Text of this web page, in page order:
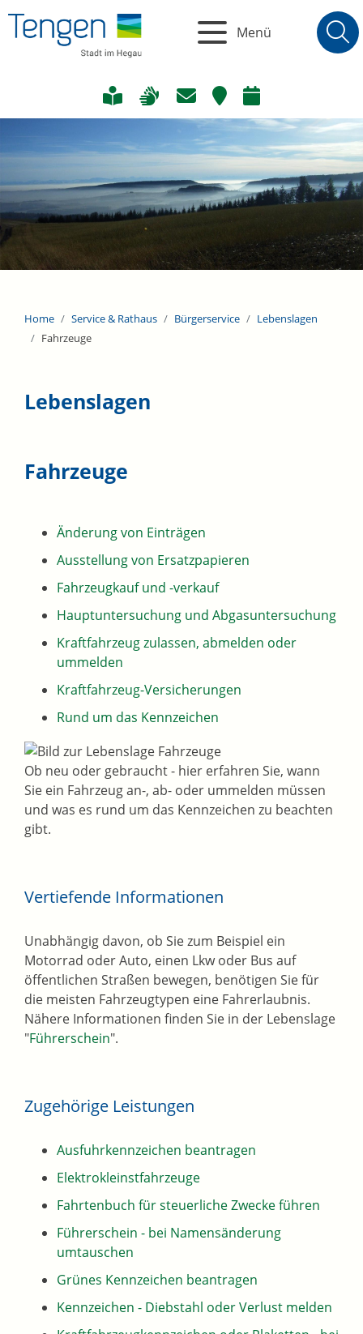
Menü
Home Service & Rathaus Bürgerservice
Lebenslagen
Fahrzeuge
Lebenslagen
Fahrzeuge
Änderung von Einträgen
Ausstellung von Ersatzpapieren
Fahrzeugkauf und -verkauf
Hauptuntersuchung und Abgasuntersuchung
Kraftfahrzeug zulassen, abmelden oder
ummelden
Kraftfahrzeug-Versicherungen
Rund um das Kennzeichen
Ob neu oder gebraucht - hier erfahren Sie, wann
Sie ein Fahrzeug an-, ab- oder ummelden müssen
und was es rund um das Kennzeichen zu beachten
gibt.
Vertiefende Informationen
Unabhängig davon, ob Sie zum Beispiel ein
Motorrad oder Auto, einen Lkw oder Bus auf
öffentlichen Straßen bewegen, benötigen Sie für
die meisten Fahrzeugtypen eine Fahrerlaubnis.
Nähere Informationen finden Sie in der Lebenslage
"Führerschein".
Zugehörige Leistungen
Ausfuhrkennzeichen beantragen
Elektrokleinstfahrzeuge
Fahrtenbuch für steuerliche Zwecke führen
Führerschein - bei Namensänderung
umtauschen
Grünes Kennzeichen beantragen
Kennzeichen - Diebstahl oder Verlust melden